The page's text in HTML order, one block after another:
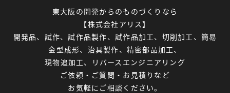
東大阪の開発からのものづくりなら
【株式会社アリス】
開発品、試作、試作品製作、試作品加工、切削加工、簡易
金型成形、治具製作、精密部品加工、
現物追加工、リバースエンジニアリング
ご依頼・ご質問・お見積りなど
お気軽にご相談ください。